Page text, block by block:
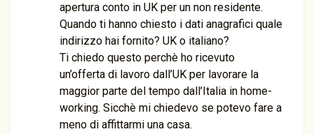
apertura conto in UK per un non residente.
Quando ti hanno chiesto i dati anagrafici quale
indirizzo hai fornito? UK o italiano?
Ti chiedo questo perchè ho ricevuto
un’offerta di lavoro dall’UK per lavorare la
maggior parte del tempo dall’Italia in home-
working. Sicchè mi chiedevo se potevo fare a
meno di affittarmi una casa.